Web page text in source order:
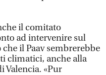
il comitato
ad intervenire sul
il Paav sembrerebbe
climatici, anche alla
Valencia. «Pur